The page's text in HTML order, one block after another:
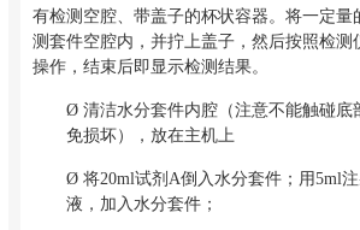
有检测空腔、带盖子的杯状容器。将一定量
测套件空腔内，并拧上盖子，然后按照检测
操作，结束后即显示检测结果。
Ø 清洁水分套件内腔（注意不能触碰底
免损坏），放在主机上
Ø 将20ml试剂A倒入水分套件；用5ml
液，加入水分套件；